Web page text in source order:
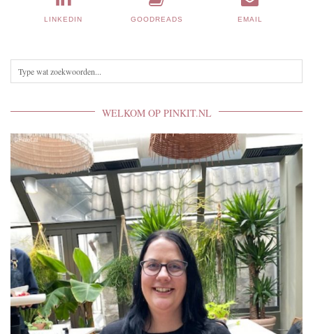
LINKEDIN GOODREADS EMAIL
WELKOM OP PINKIT.NL